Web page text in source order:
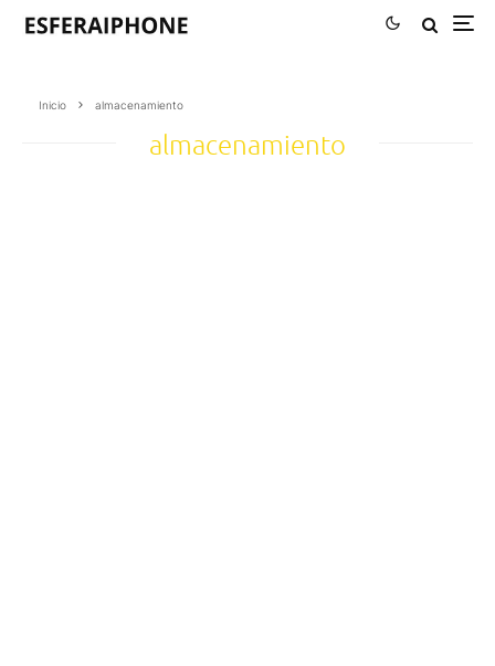
Inicio almacenamiento
almacenamiento